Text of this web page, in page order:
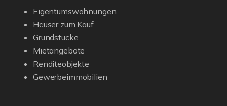
Eigentumswohnungen
Häuser zum Kauf
Grundstücke
Mietangebote
Renditeobjekte
Gewerbeimmobilien